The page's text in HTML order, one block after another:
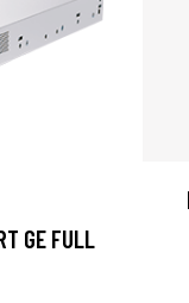
GE FULL